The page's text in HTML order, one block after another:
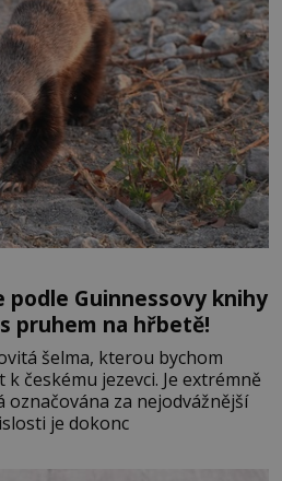
podle Guinnessovy knihy
pruhem na hřbetě!
šelma, kterou bychom
českému jezevci. Je extrémně
označována za nejodvážnější
je dokonc